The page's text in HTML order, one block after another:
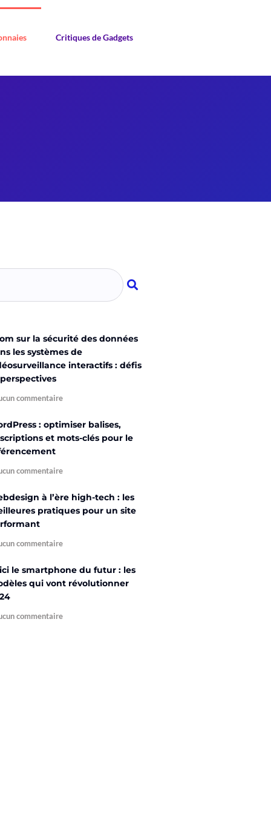
Critiques de Gadgets
sur la sécurité des données
les systèmes de
interactifs : défis
commentaire
: optimiser balises,
et mots-clés pour le
commentaire
à l’ère high-tech : les
pratiques pour un site
commentaire
le smartphone du futur : les
qui vont révolutionner
commentaire